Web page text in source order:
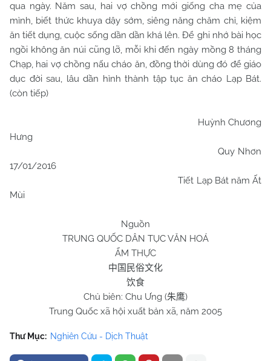
qua ngày. Năm sau, hai vợ chồng mới giống cha mẹ của
mình, biết thức khuya dậy sớm, siêng năng chăm chỉ, kiệm
ăn tiết dụng, cuộc sống dần dần khá lên. Để ghi nhớ bài học
ngồi không ăn núi cũng lỡ, mỗi khi đến ngày mồng 8 tháng
Chạp, hai vợ chồng nấu cháo ăn, đồng thời dùng đó để giáo
dục đời sau, lâu dần hình thành tập tục ăn cháo Lạp Bát.
(còn tiếp)
Huỳnh Chương
Hưng
Quy Nhơn
17/01/2016
Tiết Lạp Bát năm Ất
Mùi
Nguồn
TRUNG QUỐC DÂN TỤC VĂN HOÁ
ẨM THỰC
中国民俗文化
饮食
Chủ biên: Chu Ưng (朱鹰)
Trung Quốc xã hội xuất bản xã, năm 2005
Thư Mục: Nghiên Cứu - Dịch Thuật